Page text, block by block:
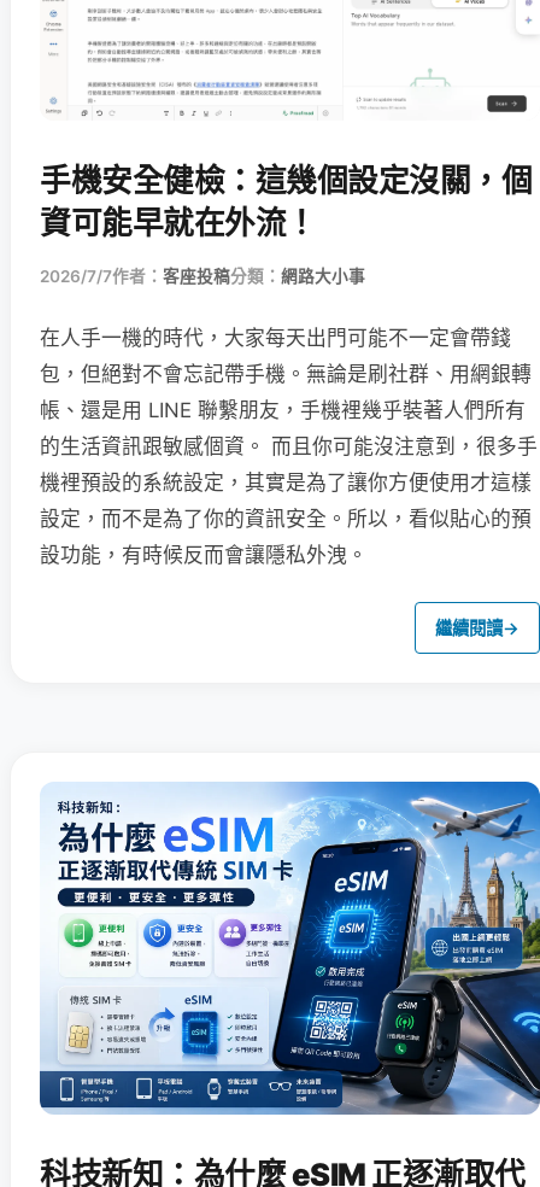
手機安全健檢：這幾個設定沒關，個
資可能早就在外流！
2026/7/7作者： 客座投稿分類： 網路大小事
在人手一機的時代，大家每天出門可能不一定會帶錢
包，但絕對不會忘記帶手機。無論是刷社群、用網銀轉
帳、還是用 LINE 聯繫朋友，手機裡幾乎裝著人們所有
的生活資訊跟敏感個資。 而且你可能沒注意到，很多手
機裡預設的系統設定，其實是為了讓你方便使用才這樣
設定，而不是為了你的資訊安全。所以，看似貼心的預
設功能，有時候反而會讓隱私外洩。
繼續閱讀→
科技新知：為什麼 eSIM 正逐漸取代